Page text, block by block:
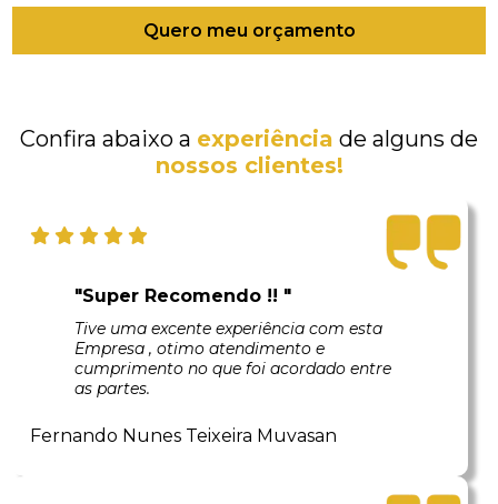
Quero meu orçamento
Confira abaixo a experiência de alguns de
nossos clientes!
"Super Recomendo !! "
Tive uma excente experiência com esta
Empresa , otimo atendimento e
cumprimento no que foi acordado entre
as partes.
Fernando Nunes Teixeira Muvasan